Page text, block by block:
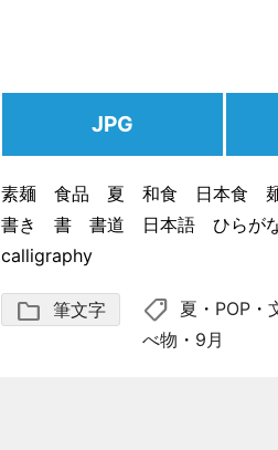
JPG
素麺 食品 夏 和食 日本食
書き 書 書道 日本語 ひらが
calligraphy
folder 筆文字 shoppingmode 夏 ・ POP ・
べ物 ・ 9月